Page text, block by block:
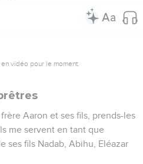
vidéo pour le moment.
Aaron et ses fils, prends-les
me servent en tant que
ses fils Nadab, Abihu, Eléazar